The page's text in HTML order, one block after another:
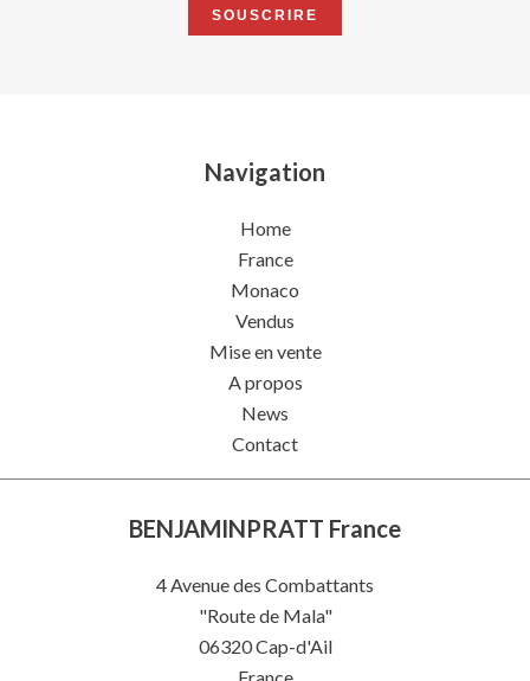
SOUSCRIRE
Navigation
Home
France
Monaco
Vendus
Mise en vente
A propos
News
Contact
BENJAMINPRATT France
4 Avenue des Combattants
"Route de Mala"
06320Cap-d'Ail